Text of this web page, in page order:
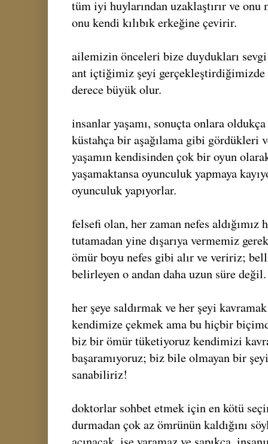
tüm iyi huylarından uzaklaştırır ve onu
onu kendi kılıbık erkeğine çevirir.
ailemizin önceleri bize duydukları
ant içtiğimiz şeyi gerçekleştirdiğimizde
derece büyük olur.
insanlar yaşamı, sonuçta onlara
küstahça bir aşağılama gibi gördükleri
yaşamın kendisinden çok bir oyun
yaşamaktansa oyunculuk yapmaya
oyunculuk yapıyorlar.
felsefi olan, her zaman nefes
tutamadan yine dışarıya vermemiz
ömür boyu nefes gibi alır ve veririz;
belirleyen o andan daha uzun süre değil.
her şeye saldırmak ve her şeyi
kendimize çekmek ama bu hiçbir
biz bir ömür tüketiyoruz kendimizi
başaramıyoruz; biz bile olmayan bir
sanabiliriz!
doktorlar sohbet etmek için en kötü
durmadan çok az ömrünün kaldığını